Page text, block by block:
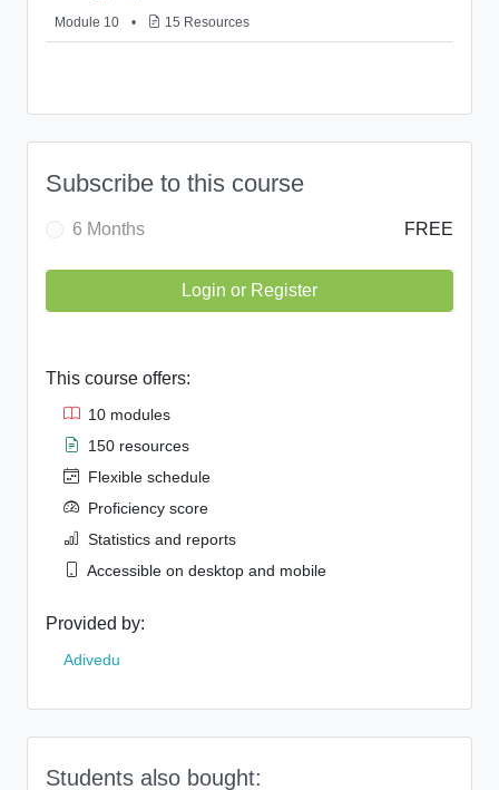
Module 10 • 15 Resources
Subscribe to this course
6 Months FREE
Login or Register
This course offers:
10 modules
150 resources
Flexible schedule
Proficiency score
Statistics and reports
Accessible on desktop and mobile
Provided by:
Adivedu
Students also bought: